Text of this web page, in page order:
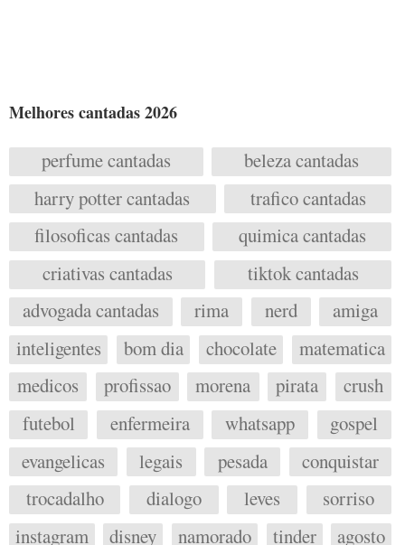
Melhores cantadas 2026
perfume cantadas
beleza cantadas
harry potter cantadas
trafico cantadas
filosoficas cantadas
quimica cantadas
criativas cantadas
tiktok cantadas
advogada cantadas
rima nerd
amiga
inteligentes
bom dia chocolate
matematica
medicos
profissao morena pirata
crush
futebol
enfermeira whatsapp
gospel
evangelicas
legais pesada
conquistar
trocadalho
dialogo leves
sorriso
instagram
disney namorado tinder agosto